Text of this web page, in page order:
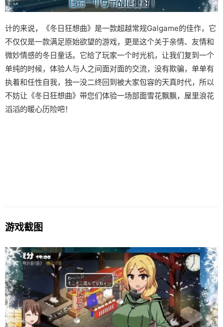
计的来说，《冬日狂想曲》是一款​​超越常规Galgame的佳作​​，它
不仅仅是一款满足原始欲望的游戏，更是这个关于亲情、友情和
微妙情感的冬日童话。它给了玩家一个时光机，让我们复到一个
单纯的时候，体验人与人之间面对面的交流，没有欺骗，单单有
执着和任性自我，独一没二终回到被大家包容的天真时代，所以
不妨让《冬日狂想曲》带您们体验一场​​部面雪花飘飘，屋里浪花
滔滔​​的暖心历险吧！
游戏截图